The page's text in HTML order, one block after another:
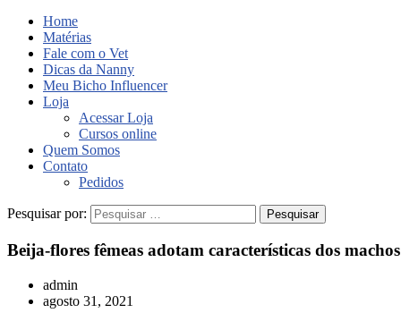
Home
Matérias
Fale com o Vet
Dicas da Nanny
Meu Bicho Influencer
Loja
Acessar Loja
Cursos online
Quem Somos
Contato
Pedidos
Pesquisar por:
Beija-flores fêmeas adotam características dos
admin
agosto 31, 2021